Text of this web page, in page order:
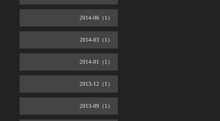
2014-06（1）
2014-03（1）
2014-01（1）
2013-12（1）
2013-09（1）